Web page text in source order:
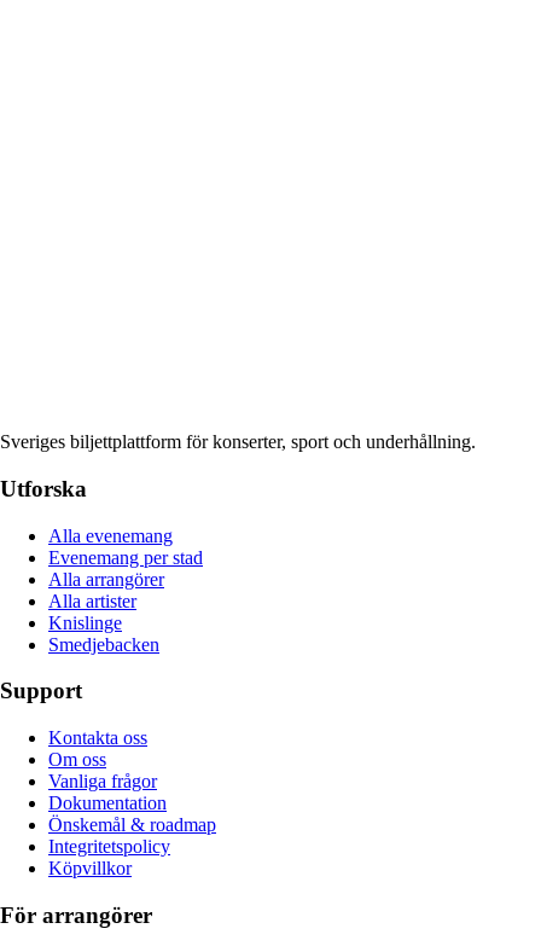
Sveriges biljettplattform för konserter, sport och underhållning.
Utforska
Alla evenemang
Evenemang per stad
Alla arrangörer
Alla artister
Knislinge
Smedjebacken
Support
Kontakta oss
Om oss
Vanliga frågor
Dokumentation
Önskemål & roadmap
Integritetspolicy
Köpvillkor
För arrangörer